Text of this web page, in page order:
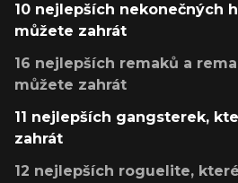
10 nejlepších nekonečných
můžete zahrát
16 nejlepších remaků a
můžete zahrát
11 nejlepších gangsterek,
zahrát
12 nejlepších roguelite,